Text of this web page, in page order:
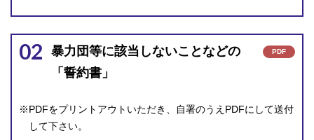
02
暴力団等に該当しないことなどの
「誓約書」
PDF
※PDFをプリントアウトいただき、自署のうえPDFにして送付
して下さい。